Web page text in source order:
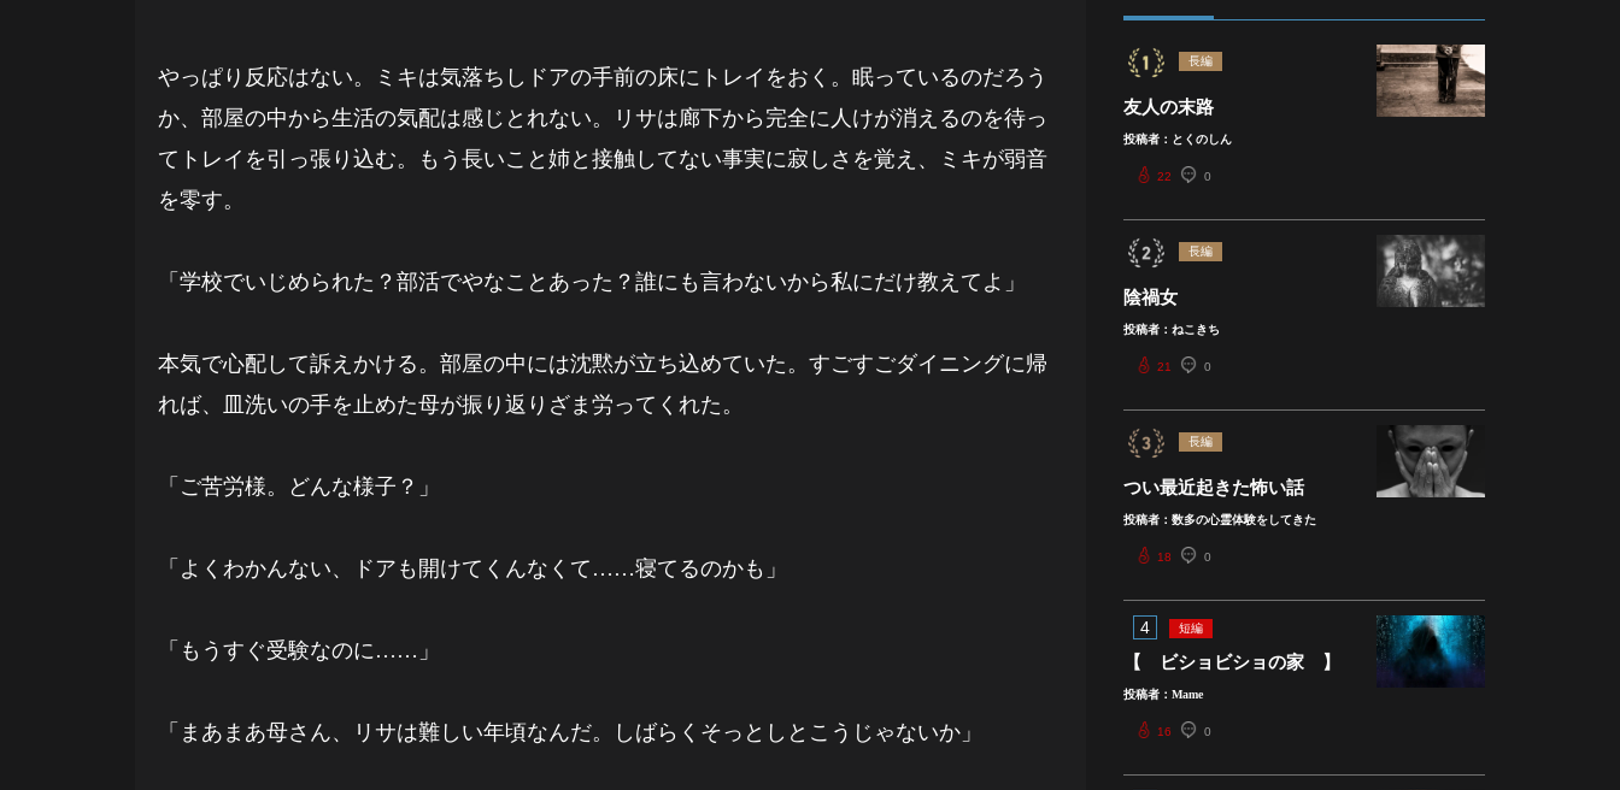
長編
友人の末路
投稿者：とくのしん
22 0
長編
陰禍女
投稿者：ねこきち
21 0
長編
つい最近起きた怖い話
投稿者：数多の心霊体験をしてきた
18 0
4 短編
【 ビショビショの家 】
投稿者：Mame
16 0
やっぱり反応はない。ミキは気落ちしドアの手前の床にトレイをおく。眠っているのだろう
か、部屋の中から生活の気配は感じとれない。リサは廊下から完全に人けが消えるのを待っ
てトレイを引っ張り込む。もう長いこと姉と接触してない事実に寂しさを覚え、ミキが弱音
を零す。
「学校でいじめられた？部活でやなことあった？誰にも言わないから私にだけ教えてよ」
本気で心配して訴えかける。部屋の中には沈黙が立ち込めていた。すごすごダイニングに帰
れば、皿洗いの手を止めた母が振り返りざま労ってくれた。
「ご苦労様。どんな様子？」
「よくわかんない、ドアも開けてくんなくて……寝てるのかも」
「もうすぐ受験なのに……」
「まあまあ母さん、リサは難しい年頃なんだ。しばらくそっとしとこうじゃないか」